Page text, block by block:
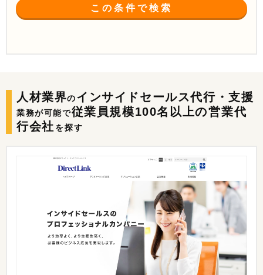
この条件で検索
人材業界のインサイドセールス代行・支援
業務が可能で従業員規模100名以上の営業代
行会社 を探す